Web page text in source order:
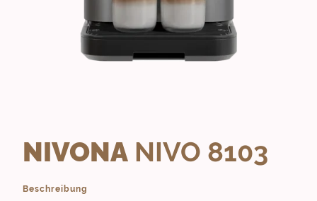
NIVONA NIVO 8103
Beschreibung